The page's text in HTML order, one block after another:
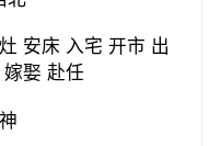
架马 扫舍
安床 入宅 开市 出
娶 赴任